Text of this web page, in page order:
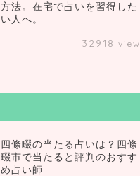
方法。在宅で占いを習得した
い人へ。
32918 view
四條畷の当たる占いは？四條
畷市で当たると評判のおすす
め占い師